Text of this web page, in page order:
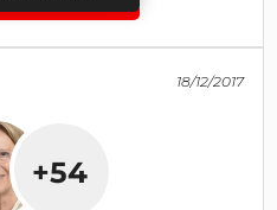
18/12/2017
+54